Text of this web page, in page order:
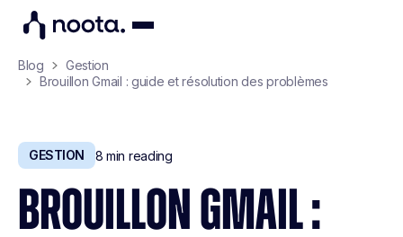
Blog
Gestion
Brouillon Gmail : guide et résolution des problèmes
GESTION 8 min reading
BROUILLON GMAIL :